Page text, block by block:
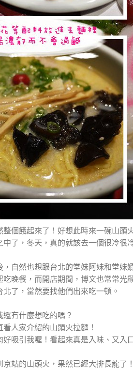
整個餓起來了！好想此時來一碗山
中了，冬天，真的就該去一個很冷很
，自然也想跟台北的堂妹阿妹和堂
吃晚餐，而開店期間，博文也常常光
了，當然要找他們出來吃一頓。
還有什麼想吃的嗎？
人家介紹的山頭火拉麵！
吸引我喔！看起來真是入味、又入
站的山頭火，果然已經大排長龍了！